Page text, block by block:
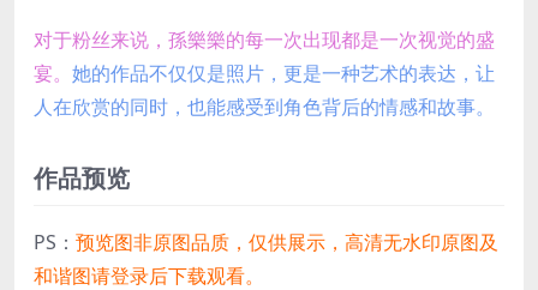
对于粉丝来说，孫樂樂的每一次出现都是一次视觉的盛
宴。 她的作品不仅仅是照片，更是一种艺术的表达，让
人在欣赏的同时，也能感受到角色背后的情感和故事。
作品预览
PS： 预览图非原图品质，仅供展示，高清无水印原图及
和谐图请登录后下载观看。